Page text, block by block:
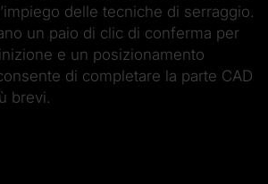
delle tecniche di serraggio.
un paio di clic di conferma per
e un posizionamento
di completare la parte CAD
brevi.